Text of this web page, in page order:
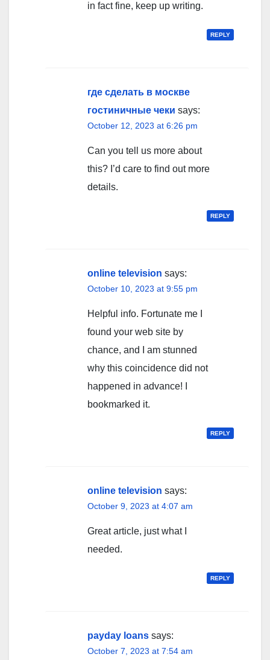
in fact fine, keep up writing.
REPLY
где сделать в москве
гостиничные чеки says:
October 12, 2023 at 6:26 pm
Can you tell us more about
this? I’d care to find out more
details.
REPLY
online television says:
October 10, 2023 at 9:55 pm
Helpful info. Fortunate me I
found your web site by
chance, and I am stunned
why this coincidence did not
happened in advance! I
bookmarked it.
REPLY
online television says:
October 9, 2023 at 4:07 am
Great article, just what I
needed.
REPLY
payday loans says:
October 7, 2023 at 7:54 am